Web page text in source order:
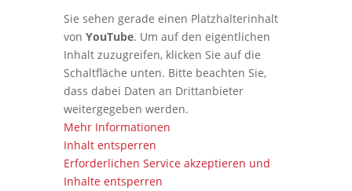
Sie sehen gerade einen Platzhalterinhalt
von YouTube. Um auf den eigentlichen
Inhalt zuzugreifen, klicken Sie auf die
Schaltfläche unten. Bitte beachten Sie,
dass dabei Daten an Drittanbieter
weitergegeben werden.
Mehr Informationen
Inhalt entsperren
Erforderlichen Service akzeptieren und
Inhalte entsperren